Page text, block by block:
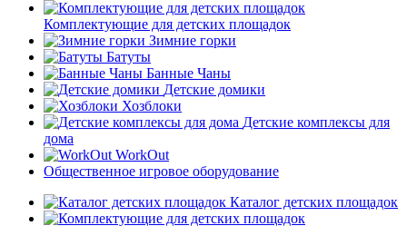
Комплектующие для детских площадок
Зимние горки
Батуты
Банные Чаны
Детские домики
Хозблоки
Детские комплексы для
дома
WorkOut
Общественное игровое оборудование
Каталог детских площадок